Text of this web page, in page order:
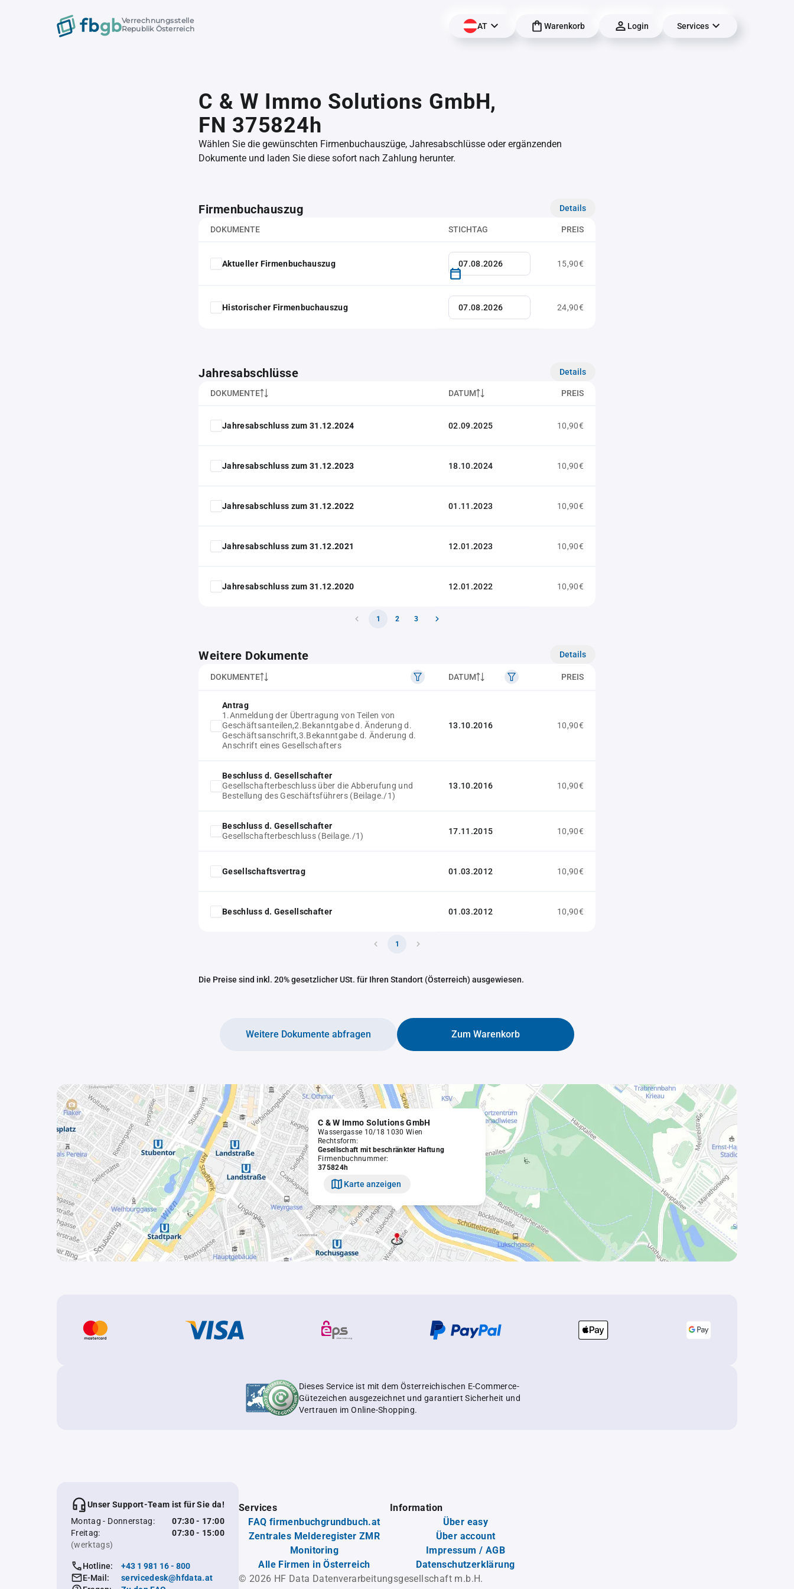
Verrechnungsstelle
Republik Österreich
AT Warenkorb Login Services
C & W Immo Solutions GmbH,
FN 375824h
Wählen Sie die gewünschten Firmenbuchauszüge, Jahresabschlüsse oder ergänzenden
Dokumente und laden Sie diese sofort nach Zahlung herunter.
Firmenbuchauszug Details
DOKUMENTE STICHTAG PREIS
Aktueller Firmenbuchauszug 15,90€
Historischer Firmenbuchauszug 24,90€
Jahresabschlüsse Details
DOKUMENTE DATUM PREIS
Jahresabschluss zum 31.12.2024 02.09.2025 10,90€
Jahresabschluss zum 31.12.2023 18.10.2024 10,90€
Jahresabschluss zum 31.12.2022 01.11.2023 10,90€
Jahresabschluss zum 31.12.2021 12.01.2023 10,90€
Jahresabschluss zum 31.12.2020 12.01.2022 10,90€
1 2 3
Weitere Dokumente Details
DOKUMENTE DATUM PREIS
Antrag
1.Anmeldung der Übertragung von Teilen von
Geschäftsanteilen,2.Bekanntgabe d. Änderung d.
Geschäftsanschrift,3.Bekanntgabe d. Änderung d.
Anschrift eines Gesellschafters
13.10.2016 10,90€
Beschluss d. Gesellschafter
Gesellschafterbeschluss über die Abberufung und
Bestellung des Geschäftsführers (Beilage./1)
13.10.2016 10,90€
Beschluss d. Gesellschafter
Gesellschafterbeschluss (Beilage./1)
17.11.2015 10,90€
Gesellschaftsvertrag 01.03.2012 10,90€
Beschluss d. Gesellschafter 01.03.2012 10,90€
1
Die Preise sind inkl. 20% gesetzlicher USt. für Ihren Standort (Österreich) ausgewiesen.
Zum Warenkorb
Weitere Dokumente abfragen
C & W Immo Solutions GmbH
Wassergasse 10/18 1030 Wien
Rechtsform:
Gesellschaft mit beschränkter Haftung
Firmenbuchnummer:
375824h
Karte anzeigen
Dieses Service ist mit dem Österreichischen E-Commerce-
Gütezeichen ausgezeichnet und garantiert Sicherheit und
Vertrauen im Online-Shopping.
Unser Support-Team ist für Sie da!
Montag - Donnerstag:
07:30 - 17:00
Freitag:
07:30 - 15:00
(werktags)
Hotline:
+43 1 981 16 - 800
E-Mail:
servicedesk@hfdata.at
Services
FAQ firmenbuchgrundbuch.at
Zentrales Melderegister ZMR
Monitoring
Alle Firmen in Österreich
Information
Über easy
Über account
Impressum / AGB
Datenschutzerklärung
© 2026 HF Data Datenverarbeitungsgesellschaft m.b.H.